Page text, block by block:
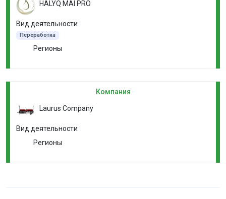
HALYQ MAI PRO
Вид деятельности
Переработка
Регионы
Компания
Laurus Company
Вид деятельности
Регионы